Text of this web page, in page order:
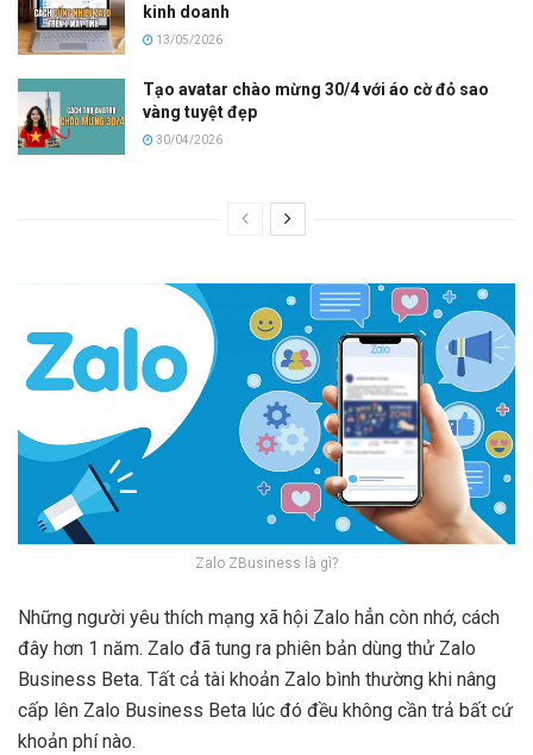
kinh doanh
13/05/2026
Tạo avatar chào mừng 30/4 với áo cờ đỏ sao
vàng tuyệt đẹp
30/04/2026
Zalo ZBusiness là gì?
Những người yêu thích mạng xã hội Zalo hẳn còn nhớ, cách
đây hơn 1 năm. Zalo đã tung ra phiên bản dùng thử Zalo
Business Beta. Tất cả tài khoản Zalo bình thường khi nâng
cấp lên Zalo Business Beta lúc đó đều không cần trả bất cứ
khoản phí nào.